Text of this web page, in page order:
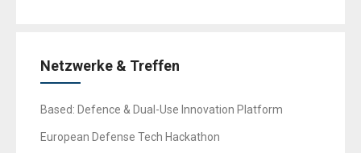
Netzwerke & Treffen
Based: Defence & Dual-Use Innovation Platform
European Defense Tech Hackathon